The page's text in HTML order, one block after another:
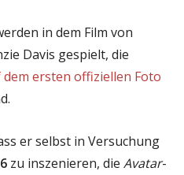
in dem Film von
Davis gespielt, die
dem ersten offiziellen Foto
er selbst in Versuchung
zu inszenieren, die Avatar-